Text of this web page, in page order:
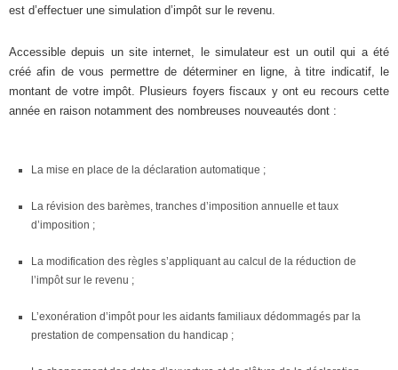
est d’effectuer une simulation d’impôt sur le revenu.
Accessible depuis un site internet, le simulateur est un outil qui a été
créé afin de vous permettre de déterminer en ligne, à titre indicatif, le
montant de votre impôt. Plusieurs foyers fiscaux y ont eu recours cette
année en raison notamment des nombreuses nouveautés dont :
La mise en place de la déclaration automatique ;
La révision des barèmes, tranches d’imposition annuelle et taux
d’imposition ;
La modification des règles s’appliquant au calcul de la réduction de
l’impôt sur le revenu ;
L’exonération d’impôt pour les aidants familiaux dédommagés par la
prestation de compensation du handicap ;